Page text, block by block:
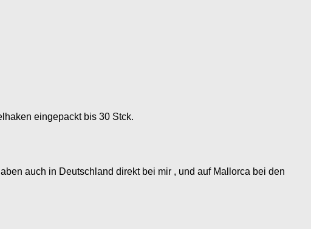
eingepackt bis 30 Stck.
auch in Deutschland direkt bei mir , und auf Mallorca bei den